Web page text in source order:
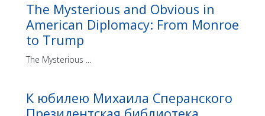
The Mysterious and Obvious in
American Diplomacy: From Monroe
to Trump
The Mysterious ...
К юбилею Михаила Сперанского